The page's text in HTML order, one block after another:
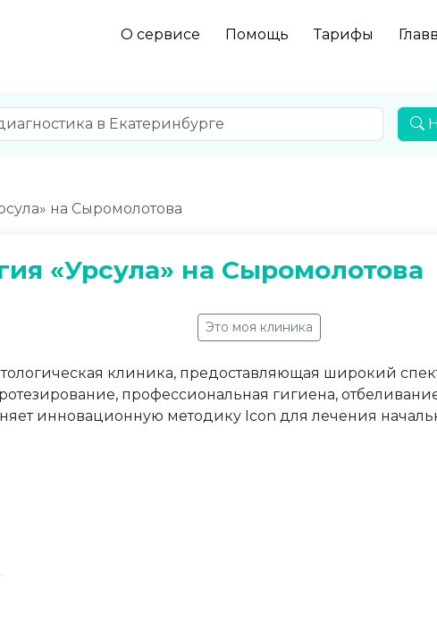
О сервисе Помощь Тарифы
на Cыромолотова
«Урсула» на Cыромолотова
Это моя клиника
клиника, предоставляющая широкий
профессиональная гигиена,
инновационную методику Icon для лечения